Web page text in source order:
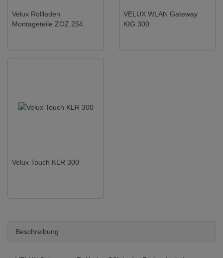
Velux Rollladen
Montageteile ZOZ 254
VELUX WLAN Gateway
KIG 300
Velux Touch KLR 300
Beschreibung